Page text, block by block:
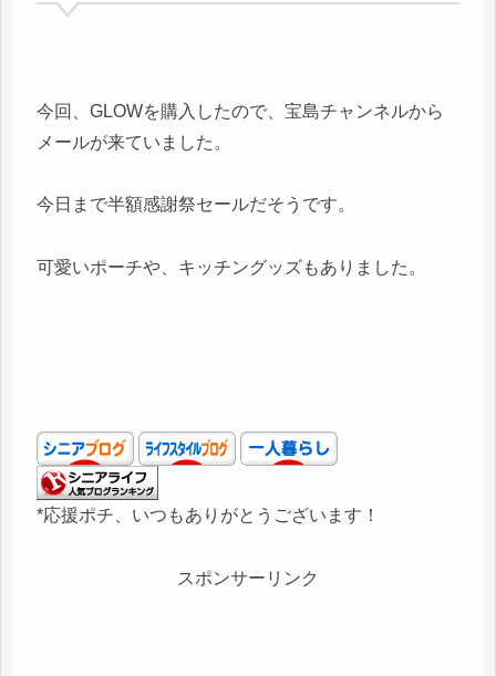
今回、GLOWを購入したので、宝島チャンネルから
メールが来ていました。
今日まで半額感謝祭セールだそうです。
可愛いポーチや、キッチングッズもありました。
*応援ポチ、いつもありがとうございます！
スポンサーリンク